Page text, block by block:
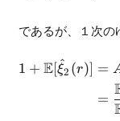
であるが、１次の
1 + E[ξ
^2 (r)] =
=